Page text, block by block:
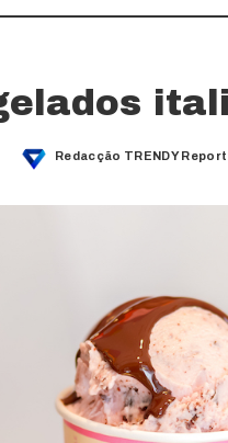
Posted
Redacção TRENDY Report